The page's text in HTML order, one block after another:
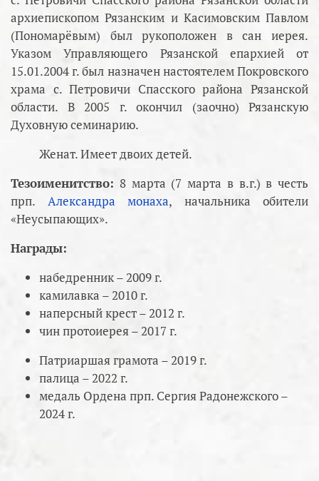
архиепископом Рязанским и Касимовским Павлом
(Пономарёвым) был рукоположен в сан иерея.
Указом Управляющего Рязанской епархией от
15.01.2004 г. был назначен настоятелем Покровского
храма с. Петровичи Спасского района Рязанской
области. В 2005 г. окончил (заочно) Рязанскую
Духовную семинарию.
Женат. Имеет двоих детей.
Тезоименитство: 8 марта (7 марта в в.г.) в честь
прп. Александра монаха, начальника обители
«Неусыпающих».
Награды:
набедренник – 2009 г.
камилавка – 2010 г.
наперсный крест – 2012 г.
чин протоиерея – 2017 г.
Патриаршая грамота – 2019 г.
палица – 2022 г.
медаль Ордена прп. Сергия Радонежского –
2024 г.